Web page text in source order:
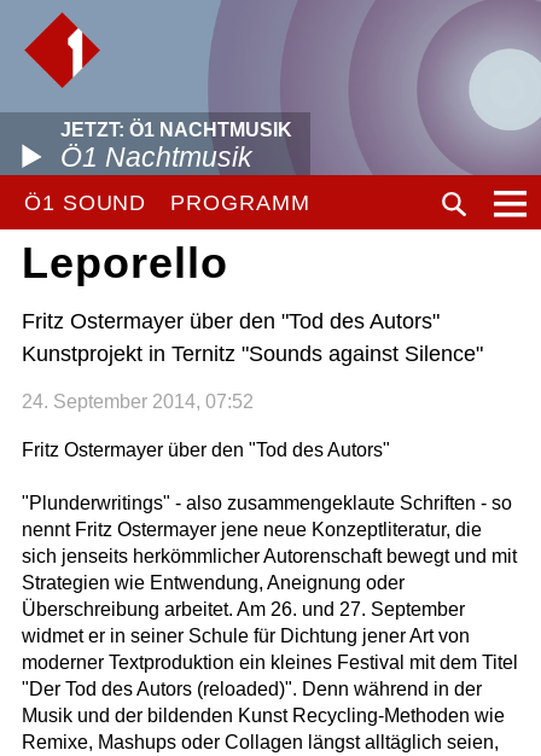
JETZT: Ö1 NACHTMUSIK
Ö1 Nachtmusik
Ö1 SOUND PROGRAMM
Leporello
Fritz Ostermayer über den "Tod des Autors"
Kunstprojekt in Ternitz "Sounds against Silence"
24. September 2014, 07:52
Fritz Ostermayer über den "Tod des Autors"
"Plunderwritings" - also zusammengeklaute Schriften - so
nennt Fritz Ostermayer jene neue Konzeptliteratur, die
sich jenseits herkömmlicher Autorenschaft bewegt und mit
Strategien wie Entwendung, Aneignung oder
Überschreibung arbeitet. Am 26. und 27. September
widmet er in seiner Schule für Dichtung jener Art von
moderner Textproduktion ein kleines Festival mit dem Titel
"Der Tod des Autors (reloaded)". Denn während in der
Musik und der bildenden Kunst Recycling-Methoden wie
Remixe, Mashups oder Collagen längst alltäglich seien,